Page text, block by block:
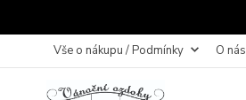
Vše o nákupu / Podmínky O nás